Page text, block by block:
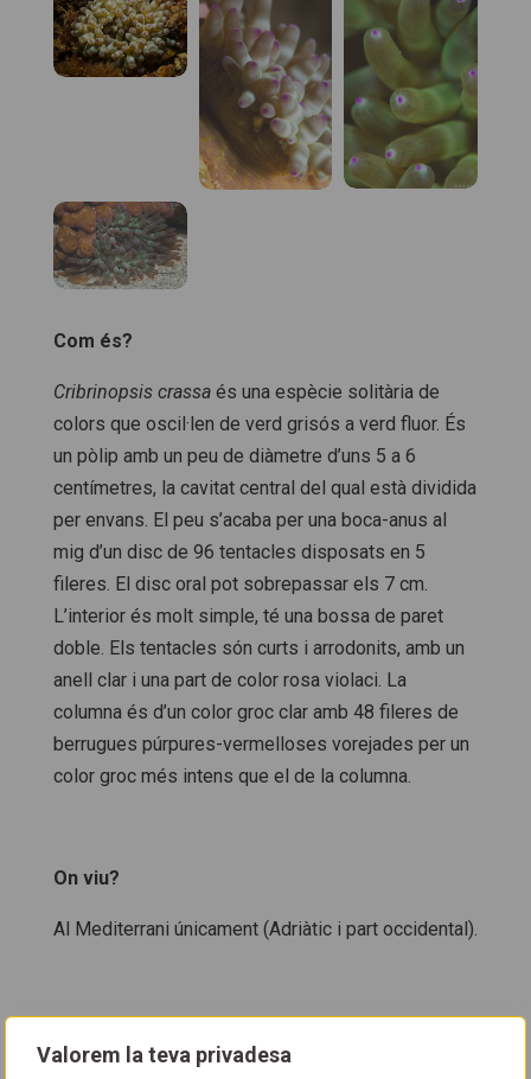
Valorem la teva privadesa
Com és?
Cribrinopsis crassaés una espècie solitària de
colors que oscil·len de verd grisós a verd fluor. És
un pòlip amb un peu de diàmetre d’uns 5 a 6
centímetres, la cavitat central del qual està dividida
per envans. El peu s’acaba per una boca-anus al
mig d’un disc de 96 tentacles disposats en 5
fileres. El disc oral pot sobrepassar els 7 cm.
L’interior és molt simple, té una bossa de paret
doble. Els tentacles són curts i arrodonits, amb un
anell clar i una part de color rosa violaci. La
columna és d’un color groc clar amb 48 fileres de
berrugues púrpures-vermelloses vorejades per un
color groc més intens que el de la columna.
On viu?
Al Mediterrani únicament (Adriàtic i part occidental).